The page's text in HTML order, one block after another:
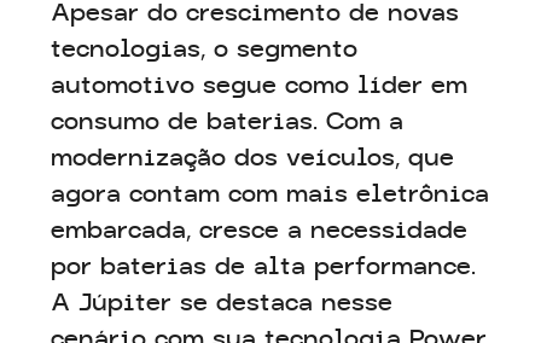
Apesar do crescimento de novas
tecnologias, o segmento
automotivo segue como líder em
consumo de baterias. Com a
modernização dos veículos, que
agora contam com mais eletrônica
embarcada, cresce a necessidade
por baterias de alta performance.
A Júpiter se destaca nesse